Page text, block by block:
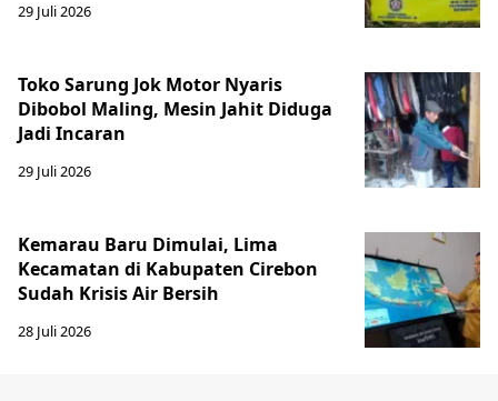
29 Juli 2026
Toko Sarung Jok Motor Nyaris
Dibobol Maling, Mesin Jahit Diduga
Jadi Incaran
29 Juli 2026
Kemarau Baru Dimulai, Lima
Kecamatan di Kabupaten Cirebon
Sudah Krisis Air Bersih
28 Juli 2026